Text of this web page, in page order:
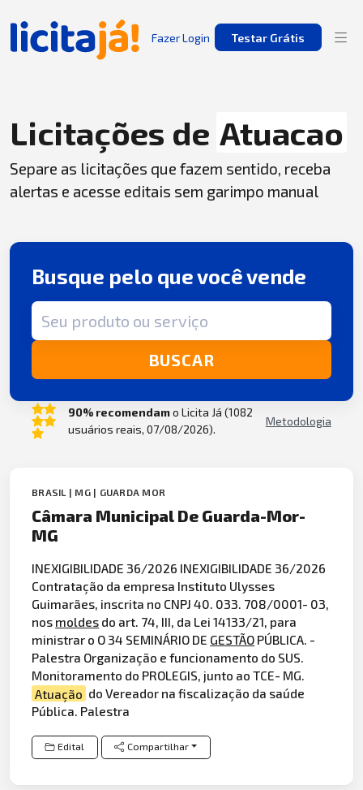
Fazer Login Testar Grátis
Licitações de Atuacao
Separe as licitações que fazem sentido, receba
alertas e acesse editais sem garimpo manual
Busque pelo que você vende
Termo de busca
BUSCAR
90% recomendamo Licita Já (1082
usuários reais, 07/08/2026).
Metodologia
BRASIL | MG | GUARDA MOR
Câmara Municipal De Guarda-Mor-
MG
INEXIGIBILIDADE 36/2026 INEXIGIBILIDADE 36/2026
Contratação da empresa Instituto Ulysses
Guimarães, inscrita no CNPJ 40. 033. 708/0001- 03,
nos moldes do art. 74, III, da Lei 14133/21, para
ministrar o O 34 SEMINÁRIO DE GESTÃO PÚBLICA. -
Palestra Organização e funcionamento do SUS.
Monitoramento do PROLEGIS, junto ao TCE- MG.
Atuação do Vereador na fiscalização da saúde
Pública. Palestra
Edital Compartilhar